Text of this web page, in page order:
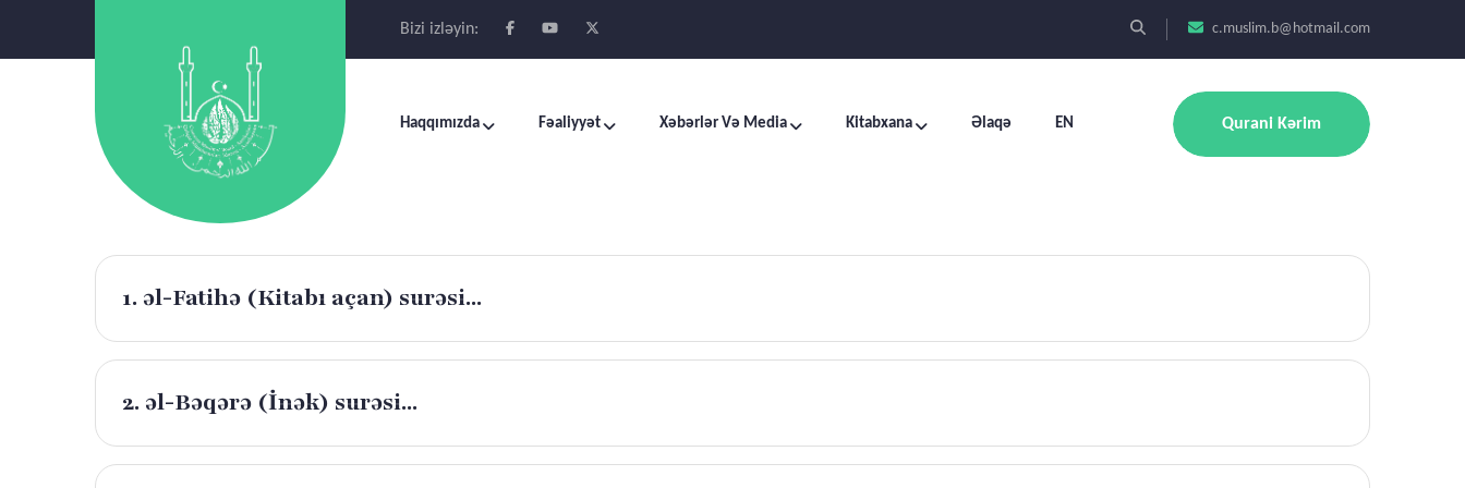
Bizi izləyin: c.muslim.b@hotmail.com
Haqqımızda Fəaliyyət Xəbərlər Və Media Kitabxana Əlaqə EN Qurani Kərim
1. əl-Fatihə (Kitabı açan) surəsi...
2. əl-Bəqərə (İnək) surəsi...